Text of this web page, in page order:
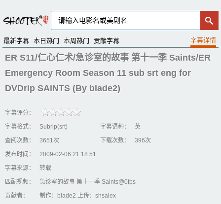
最新字幕 本日热门 本周热门 贡献字幕
ER S11/仁心仁术/急诊室的故事 第十一季 Saints/ER
Emergency Room Season 11 sub srt eng for
DVDrip SAiNTS (By blade2)
字幕评分：
字幕格式：
Subrip(srt) 字幕语种：
英
查阅次数：
3651次 下载次数：
396次
发布时间：
2009-02-06 21:18:51
字幕来源：
转载
匹配视频：
急诊室的故事 第十一季 Saints@0fps
贡献者：
制作：blade2 上传：shsalex